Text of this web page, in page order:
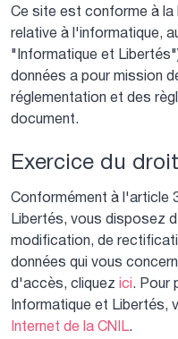
Ce site est conforme à la
relative à l'informatique,
"Informatique et
données a pour mission
réglementation et des
document.
Exercice du
Conformément à l'article
Libertés, vous disposez
modification, de
données qui vous
d'accès, cliquez ici. Pour
Informatique et Libertés,
Internet de la CNIL.